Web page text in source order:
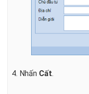
4. Nhấn Cất.